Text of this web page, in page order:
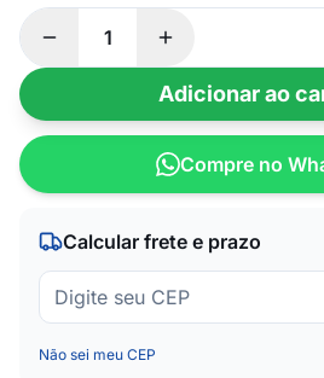
Adicionar ao
Compre no
Calcular frete e prazo
Não sei meu CEP